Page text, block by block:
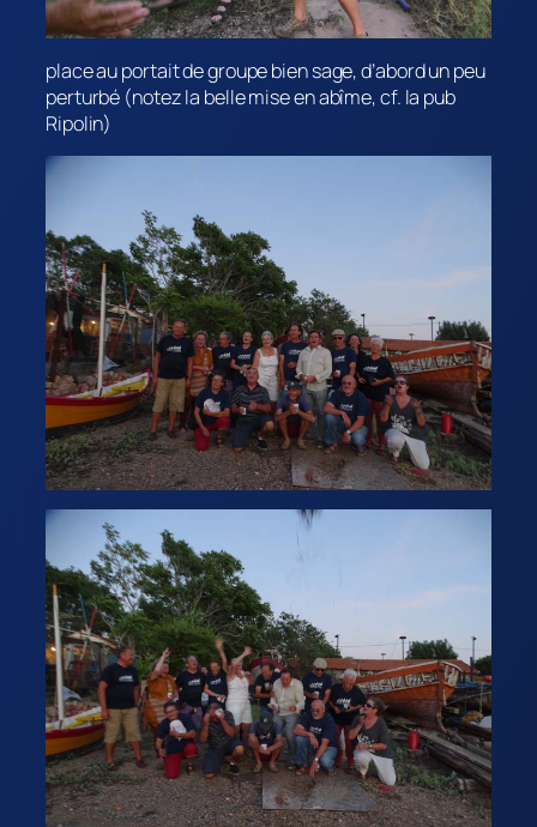
place au portait de groupe bien sage, d’abord un peu
perturbé (notez la belle mise en abîme, cf. la pub
Ripolin)